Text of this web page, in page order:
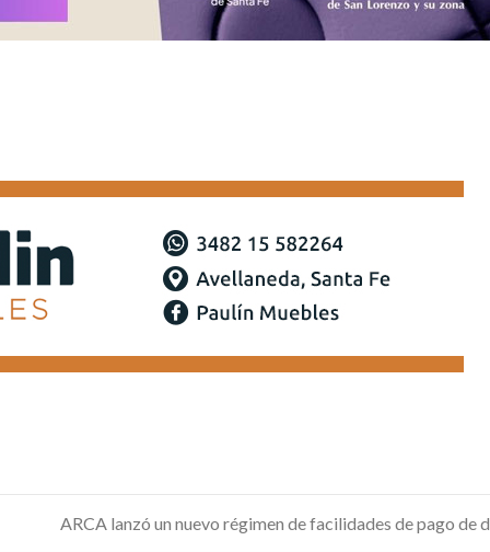
ARCA lanzó un nuevo régimen de facilidades de pago de